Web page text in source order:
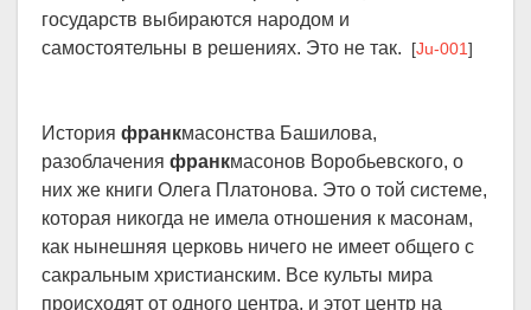
государств выбираются народом и
самостоятельны в решениях. Это не так. [Ju-001]
История франкмасонства Башилова,
разоблачения франкмасонов Воробьевского, о
них же книги Олега Платонова. Это о той системе,
которая никогда не имела отношения к масонам,
как нынешняя церковь ничего не имеет общего с
сакральным христианским. Все культы мира
происходят от одного центра, и этот центр на